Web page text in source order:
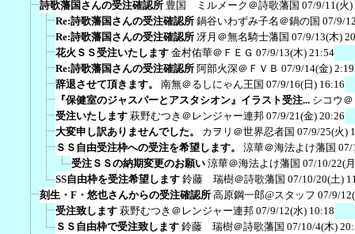
詩歌藩国さんの受注確認所 豊国 ミルメーク＠詩歌藩国 07/9/11(火)
Re:詩歌藩国さんの受注確認所 鍋谷いわずみ子名＠鍋の国 07/9/
Re:詩歌藩国さんの受注確認所 冴月＠無名騎士藩国 07/9/13(木)
花火ＳＳ受注いたします 金村佑華＠ＦＥＧ 07/9/13(木) 21:54
Re:詩歌藩国さんの受注確認所 阿部火深＠ＦＶＢ 07/9/14(金) 2:19
辞退させて頂きます。
南無＠るしにゃん王国 07/9/16(日) 16:16
『保健室のジャスパーとアスタシオン』イラスト受注... シコウ
受注いたします 萩野むつき＠レンジャー連邦 07/9/21(金) 20:26
大変申し訳ありませんでした。
カヲリ＠世界忍者国 07/9/25(火)
ＳＳ自由受注枠への受注を希望します。
涼華＠海法よけ藩国 07/
受注ＳＳの納期変更のお願い 涼華＠海法よけ藩国 07/10/22(
SS自由枠を受注希望します 鈴藤 瑞樹＠詩歌藩国 07/10/20(土)
刻生・F・悠也さんからの受注確認所 高原鋼一郎@スタッフ 07/9/
受注致します 萩野むつき＠レンジャー連邦 07/9/12(水) 10:18
ＳＳ自由枠で受注致します 鈴藤 瑞樹＠詩歌藩国 07/10/4(木)